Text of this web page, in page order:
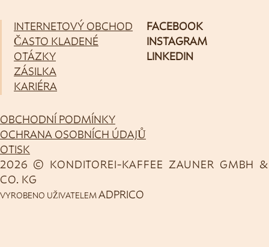
INTERNETOVÝ OBCHOD
ČASTO KLADENÉ
OTÁZKY
ZÁSILKA
KARIÉRA
FACEBOOK
INSTAGRAM
LINKEDIN
2026 © KONDITOREI-KAFFEE ZAUNER GMBH &
CO. KG
OBCHODNÍ PODMÍNKY
OCHRANA OSOBNÍCH ÚDAJŮ
OTISK
VYROBENO UŽIVATELEM ADPRICO